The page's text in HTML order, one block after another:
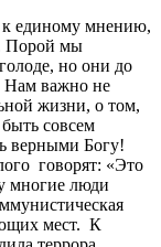
единому мнению,
Порой мы
но они до
Нам важно не
жизни, о том,
совсем
верными Богу!
говорят: «Это
многие люди
мест. К